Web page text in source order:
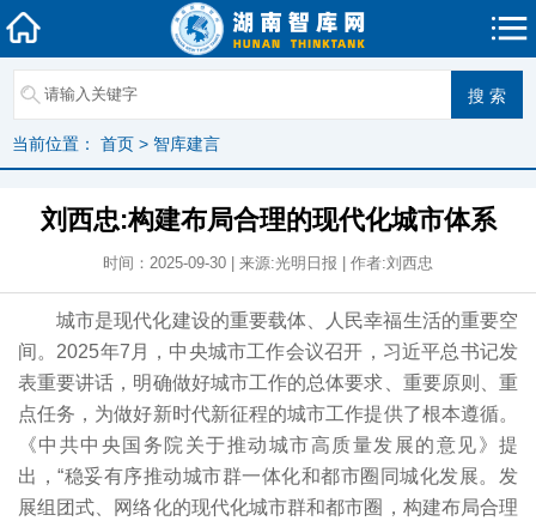
当前位置： 首页 > 智库建言
刘西忠:构建布局合理的现代化城市体系
时间：2025-09-30 | 来源:光明日报 | 作者:刘西忠
城市是现代化建设的重要载体、人民幸福生活的重要空
间。2025年7月，中央城市工作会议召开，习近平总书记发
表重要讲话，明确做好城市工作的总体要求、重要原则、重
点任务，为做好新时代新征程的城市工作提供了根本遵循。
《中共中央国务院关于推动城市高质量发展的意见》提
出，“稳妥有序推动城市群一体化和都市圈同城化发展。发
展组团式、网络化的现代化城市群和都市圈，构建布局合理